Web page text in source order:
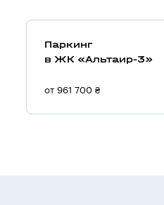
Паркинг
в ЖК «Альтаир-3»
от 961 700 ₴